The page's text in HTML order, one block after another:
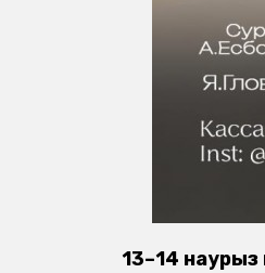
13–14